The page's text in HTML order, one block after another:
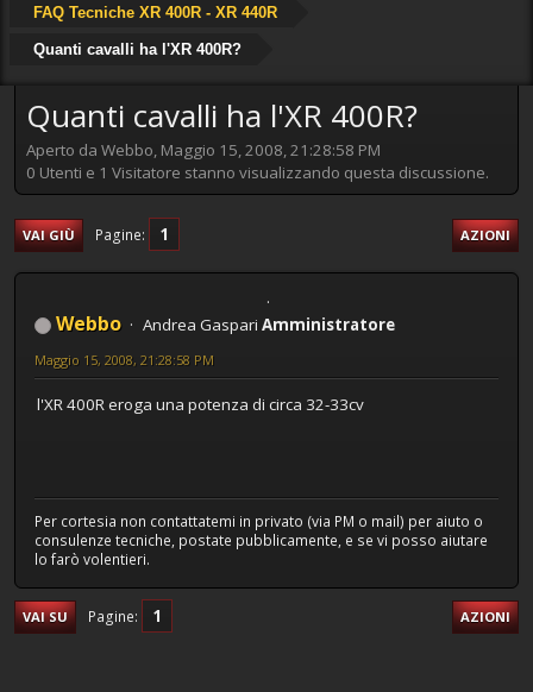
FAQ Tecniche XR 400R - XR 440R
Quanti cavalli ha l'XR 400R?
Quanti cavalli ha l'XR 400R?
Aperto da Webbo, Maggio 15, 2008, 21:28:58 PM
0 Utenti e 1 Visitatore stanno visualizzando questa discussione.
VAI GIÙ Pagine 1 AZIONI
Webbo Andrea Gaspari Amministratore
Maggio 15, 2008, 21:28:58 PM
l'XR 400R eroga una potenza di circa 32-33cv
Per cortesia non contattatemi in privato (via PM o mail) per aiuto o
consulenze tecniche, postate pubblicamente, e se vi posso aiutare
lo farò volentieri.
VAI SU Pagine 1 AZIONI